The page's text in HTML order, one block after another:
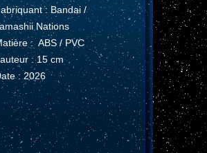
: Bandai /
Nations
: ABS / PVC
: 15 cm
: 2026